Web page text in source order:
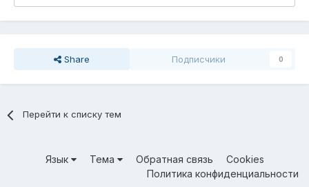
Share Подписчики 0
Перейти к списку тем
Язык Тема Обратная связь
Cookies
Политика конфиденциальности